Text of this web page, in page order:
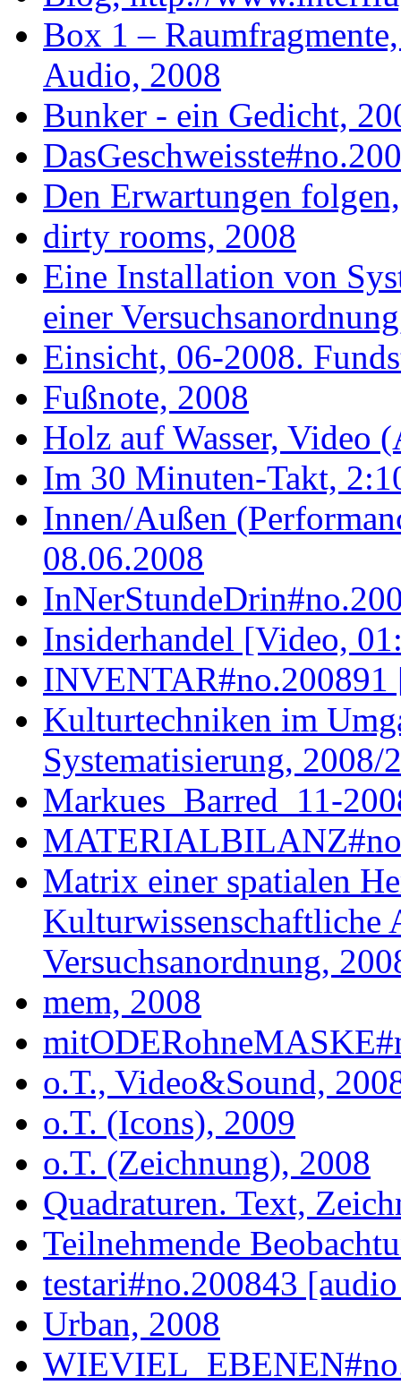
Box 1 –
Audio, 2008
Bunker - ein Gedicht,
Den Erwartungen
dirty rooms, 2008
Eine Installation von
einer
Einsicht, 06-2008.
Fußnote, 2008
Holz auf Wasser, Video
Im 30 Minuten-Takt,
Innen/Außen
08.06.2008
Insiderhandel [Video,
INVENTAR#no.200891
Kulturtechniken im
Systematisierung, 2008/
Markues_Barred_11-
Matrix einer spatialen
Kulturwissenschaftliche
Versuchsanordnung,
mem, 2008
o.T., Video&Sound,
o.T. (Icons), 2009
o.T. (Zeichnung), 2008
Quadraturen. Text,
Teilnehmende
testari#no.200843
Urban, 2008